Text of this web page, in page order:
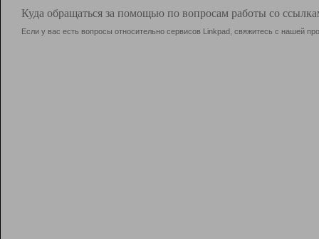
Куда обращаться за помощью по вопросам работы со
Если у вас есть вопросы относительно сервисов Linkpad, свяжитесь с нашей